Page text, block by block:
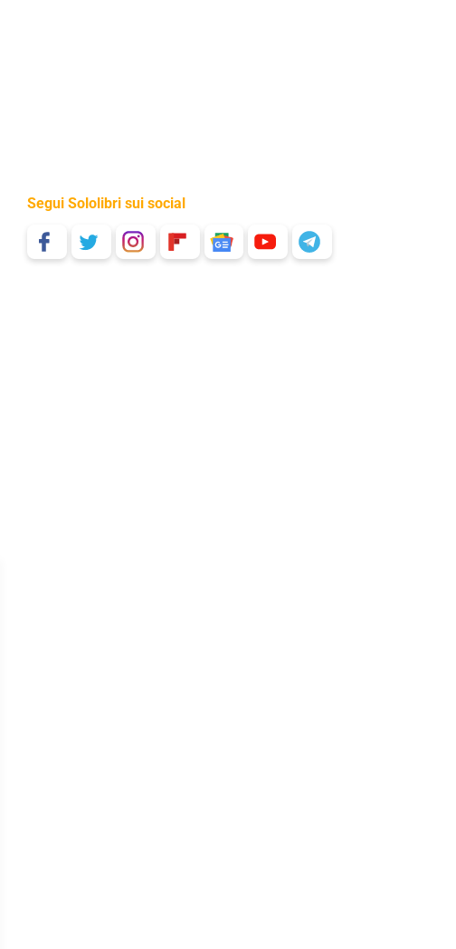
Segui Sololibri sui social